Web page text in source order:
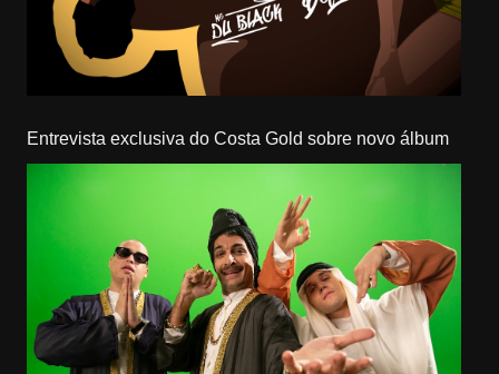
Entrevista exclusiva do Costa Gold sobre novo álbum